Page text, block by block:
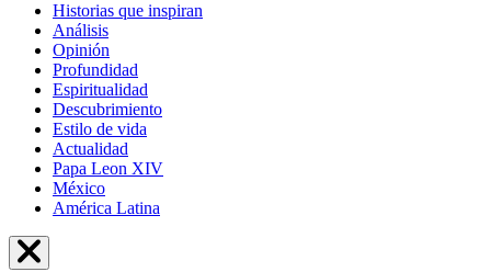
Historias que inspiran
Análisis
Opinión
Profundidad
Espiritualidad
Descubrimiento
Estilo de vida
Actualidad
Papa Leon XIV
México
América Latina